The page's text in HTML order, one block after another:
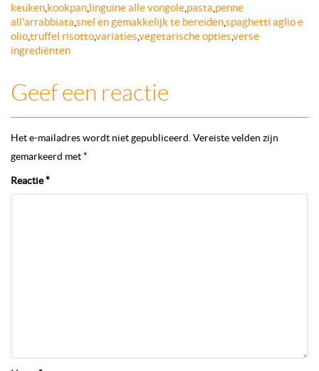
keuken kookpan linguine alle vongole pasta penne
all'arrabbiata snel en gemakkelijk te bereidenspaghetti aglio e
oliotruffel risottovariatiesvegetarische optiesverse
ingrediënten
Geef een reactie
Het e-mailadres wordt niet gepubliceerd. Vereiste velden zijn
gemarkeerd met*
Reactie*